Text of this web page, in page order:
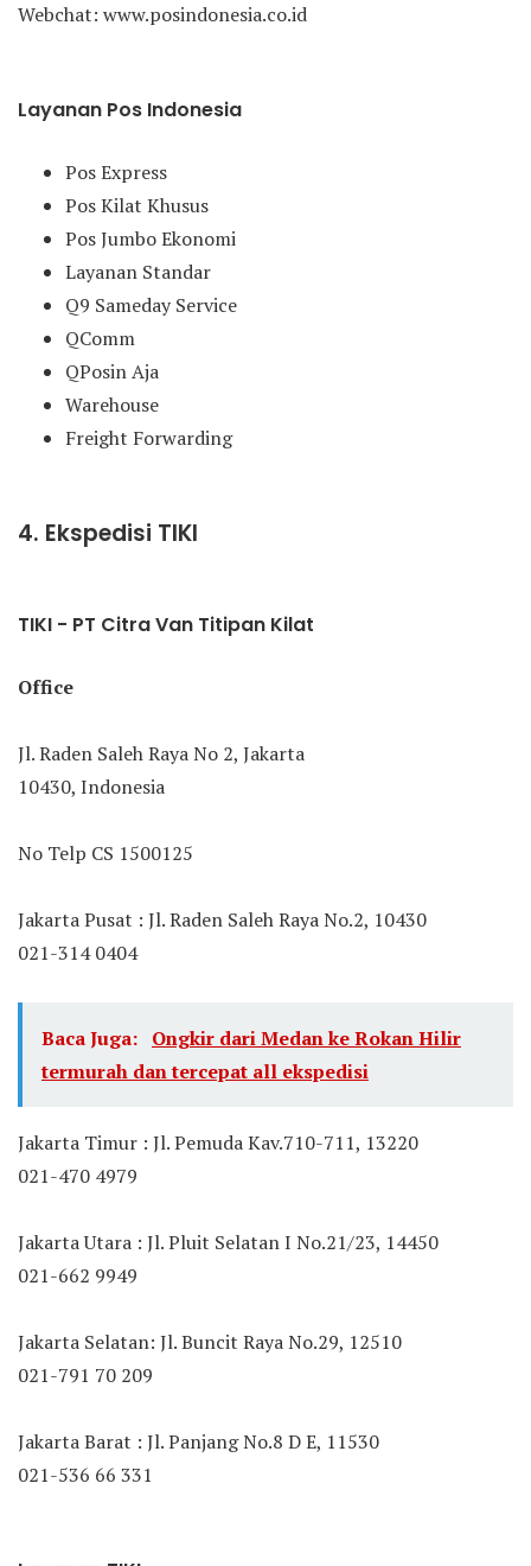
Webchat: www.posindonesia.co.id
Layanan Pos Indonesia
Pos Express
Pos Kilat Khusus
Pos Jumbo Ekonomi
Layanan Standar
Q9 Sameday Service
QComm
QPosin Aja
Warehouse
Freight Forwarding
4. Ekspedisi TIKI
TIKI - PT Citra Van Titipan Kilat
Office
Jl. Raden Saleh Raya No 2, Jakarta
10430, Indonesia
No Telp CS 1500125
Jakarta Pusat : Jl. Raden Saleh Raya No.2, 10430
021-314 0404
Baca Juga: Ongkir dari Medan ke Rokan Hilir
termurah dan tercepat all ekspedisi
Jakarta Timur : Jl. Pemuda Kav.710-711, 13220
021-470 4979
Jakarta Utara : Jl. Pluit Selatan I No.21/23, 14450
021-662 9949
Jakarta Selatan: Jl. Buncit Raya No.29, 12510
021-791 70 209
Jakarta Barat : Jl. Panjang No.8 D E, 11530
021-536 66 331